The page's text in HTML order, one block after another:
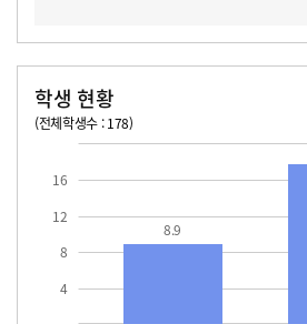
학생 현황
(전체학생수 : 178)
4
8
12
16
8.9